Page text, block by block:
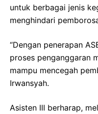
untuk berbagai jenis
menghindari
“Dengan penerapan
proses penganggaran
mampu mencegah
Irwansyah.
Asisten III berharap,